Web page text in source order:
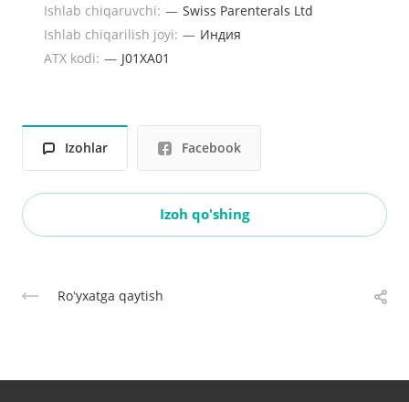
Ishlab chiqaruvchi: — Swiss Parenterals Ltd
Ishlab chiqarilish joyi: — Индия
ATX kodi: — J01XA01
Izohlar Facebook
Izoh qo'shing
Roʻyxatga qaytish